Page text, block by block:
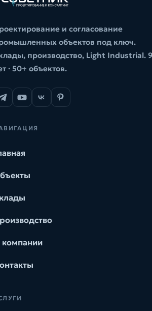
и согласование
объектов под ключ.
производство, Light Industrial. 9
· 50+ объектов.